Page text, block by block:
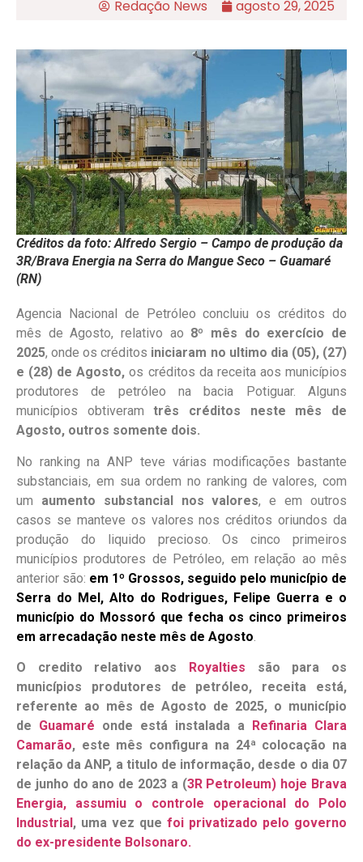
Redação News agosto 29, 2025
Créditos da foto: Alfredo Sergio – Campo de produção da
3R/Brava Energia na Serra do Mangue Seco – Guamaré
(RN)
Agencia Nacional de Petróleo concluiu os créditos do
mês de Agosto, relativo ao 8º mês do exercício de
2025, onde os créditos iniciaram no ultimo dia (05), (27)
e (28) de Agosto, os créditos da receita aos municípios
produtores de petróleo na bacia Potiguar. Alguns
municípios obtiveramtrês créditos neste mês de
Agosto, outros somente dois.
No ranking na ANP teve várias modificações bastante
substanciais, em sua ordem no ranking de valores, com
um aumento substancial nos valores, e em outros
casos se manteve os valores nos créditos oriundos da
produção do liquido precioso. Os cinco primeiros
municípios produtores de Petróleo, em relação ao mês
anterior são: em 1º Grossos, seguido pelo município de
Serra do Mel, Alto do Rodrigues, Felipe Guerra e o
município do Mossoró que fecha os cinco primeiros
em arrecadação neste mês de Agosto
O credito relativo aos Royalties são para os
municípios produtores de petróleo, receita está,
referente ao mês de Agosto de 2025, o município
de Guamaré onde está instalada a Refinaria Clara
Camarão, este mês configura na 24ª colocação na
relação da ANP, a titulo de informação, desde o dia 07
de junho do ano de 2023 a (3R Petroleum) hoje Brava
Energia, assumiu o controle operacional do Polo
Industrial, uma vez que foi privatizado pelo governo
do ex-presidente Bolsonaro.